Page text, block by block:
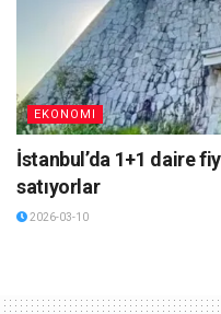
EKONOMI
İstanbul’da 1+1 daire
satıyorlar
2026-03-10